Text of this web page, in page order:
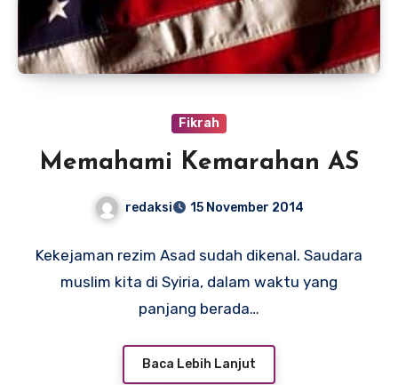
Fikrah
Memahami Kemarahan AS
redaksi 15 November 2014
Kekejaman rezim Asad sudah dikenal. Saudara
muslim kita di Syiria, dalam waktu yang
panjang berada…
Baca Lebih Lanjut